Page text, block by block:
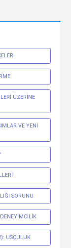
ÜZERİNE
VE YENİ
SORUNU
USÇULUK